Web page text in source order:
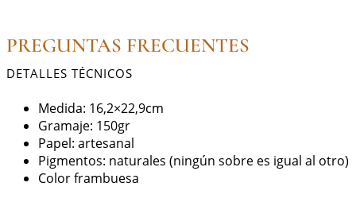
PREGUNTAS FRECUENTES
DETALLES TÉCNICOS
Medida: 16,2×22,9cm
Gramaje: 150gr
Papel: artesanal
Pigmentos: naturales (ningún sobre es igual al otro)
Color frambuesa